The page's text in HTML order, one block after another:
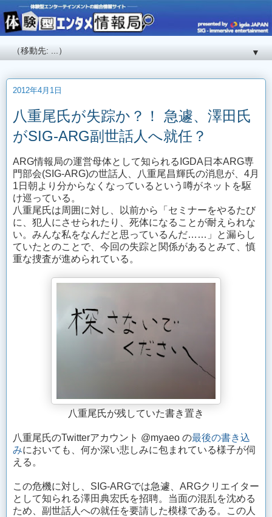
▼
2012年4月1日
八重尾氏が失踪か？！ 急遽、澤田氏
がSIG-ARG副世話人へ就任？
ARG情報局の運営母体として知られるIGDA日本ARG専
門部会(SIG-ARG)の世話人、八重尾昌輝氏の消息が、4月
1日朝より分からなくなっているという噂がネットを駆
け巡っている。
八重尾氏は周囲に対し、以前から「セミナーをやるたび
に、犯人にさせられたり、死体になることが耐えられな
い。みんな私をなんだと思っているんだ……」と漏らし
ていたとのことで、今回の失踪と関係があるとみて、慎
重な捜査が進められている。
八重尾氏が残していた書き置き
八重尾氏のTwitterアカウント @myaeo の最後の書き込
みにおいても、何か深い悲しみに包まれている様子が伺
える。
この危機に対し、SIG-ARGでは急遽、ARGクリエイター
として知られる澤田典宏氏を招聘。当面の混乱を沈める
ため、副世話人への就任を要請した模様である。この人